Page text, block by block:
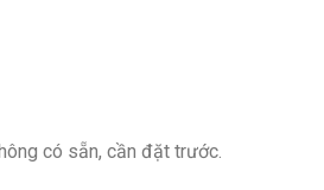
có sẵn, cần đặt trước.